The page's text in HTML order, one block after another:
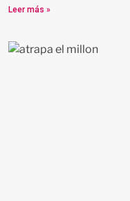
Leer más »